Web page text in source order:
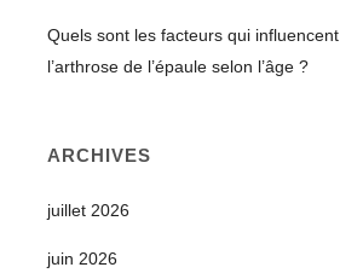
Quels sont les facteurs qui influencent
l’arthrose de l’épaule selon l’âge ?
ARCHIVES
juillet 2026
juin 2026